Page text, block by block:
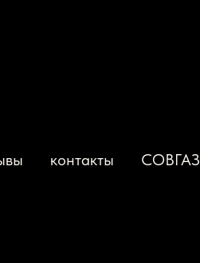
контакты